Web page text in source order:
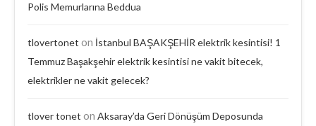
Polis Memurlarına Beddua
tlovertonet on İstanbul BAŞAKŞEHİR elektrik kesintisi! 1
Temmuz Başakşehir elektrik kesintisi ne vakit bitecek,
elektrikler ne vakit gelecek?
tlover tonet on Aksaray’da Geri Dönüşüm Deposunda